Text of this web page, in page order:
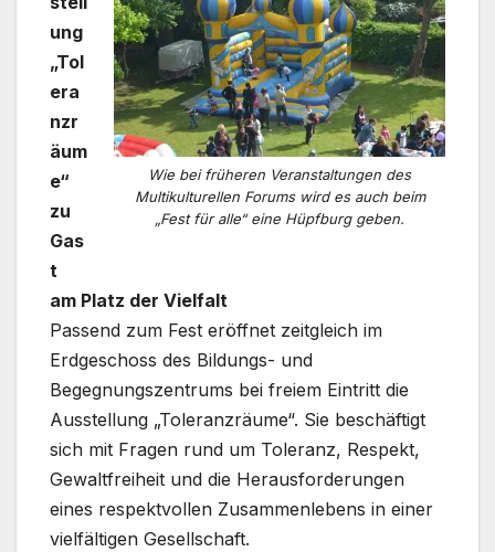
Wie bei früheren Veranstaltungen des
Multikulturellen Forums wird es auch beim
„Fest für alle“ eine Hüpfburg geben.
ung
„Tol
era
nzr
äum
e“
zu
Gas
t
am Platz der Vielfalt
Passend zum Fest eröffnet zeitgleich im
Erdgeschoss des Bildungs- und
Begegnungszentrums bei freiem Eintritt die
Ausstellung „Toleranzräume“. Sie beschäftigt
sich mit Fragen rund um Toleranz, Respekt,
Gewaltfreiheit und die Herausforderungen
eines respektvollen Zusammenlebens in einer
vielfältigen Gesellschaft.